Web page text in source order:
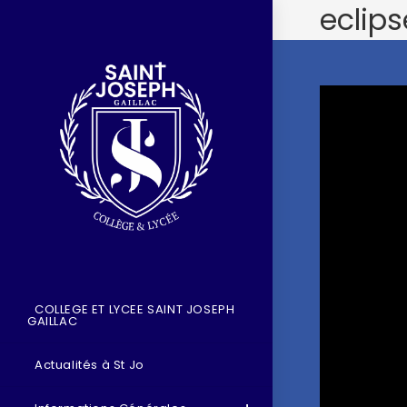
COLLEGE ET LYCEE SAINT JOSEPH
GAILLAC
Actualités à St Jo